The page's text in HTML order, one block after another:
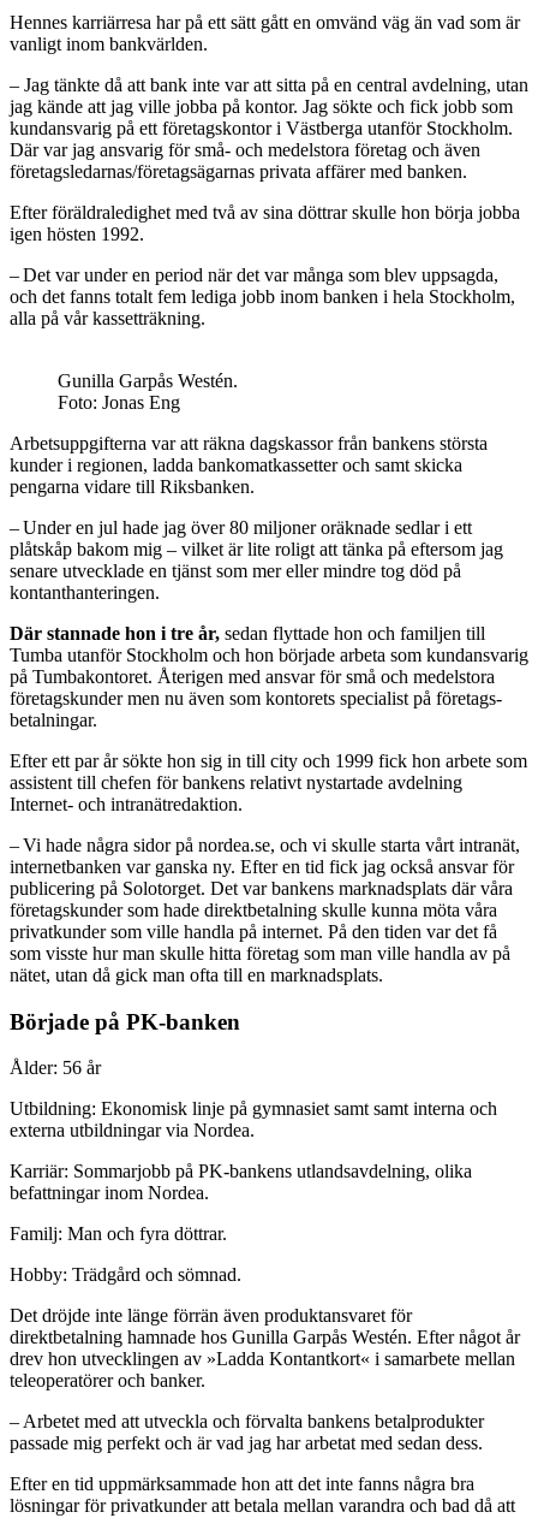
Hennes karriärresa har på ett sätt gått en omvänd väg än vad som är
vanligt inom bankvärlden.
– Jag tänkte då att bank inte var att sitta på en central avdelning, utan
jag kände att jag ville jobba på kontor. Jag sökte och fick jobb som
kundansvarig på ett företagskontor i Västberga utanför Stockholm.
Där var jag ansvarig för små- och medelstora företag och även
företagsledarnas/företags­ägarnas privata affärer med banken.
Efter föräldraledighet med två av sina döttrar skulle hon börja jobba
igen hösten 1992.
– Det var under en period när det var många som blev uppsagda,
och det fanns totalt fem lediga jobb inom banken i hela Stockholm,
alla på vår kassetträkning.
Gunilla Garpås Westén.
Foto: Jonas Eng
Arbetsuppgifterna var att räkna dagskassor från bankens största
kunder i regionen, ladda ­bankomatkassetter och samt skicka
pengarna vidare till Riksbanken.
– Under en jul hade jag över 80 miljoner oräknade sedlar i ett
plåtskåp bakom mig – vilket är lite roligt att tänka på eftersom jag
senare utvecklade en tjänst som mer eller mindre tog död på
kontanthanteringen.
Där stannade hon i tre år, sedan flyttade hon och familjen till
Tumba utanför Stockholm och hon började arbeta som kundansvarig
på Tumbakontoret. Återigen med ansvar för små och medelstora
företagskunder men nu även som kontorets specialist på företags­
betalningar.
Efter ett par år sökte hon sig in till city och 1999 fick hon arbete som
assistent till chefen för bankens relativt nystartade avdelning
Internet- och intranätredaktion.
– Vi hade några sidor på nordea.se­, och vi skulle starta vårt intranät,
internetbanken var ganska ny. Efter en tid fick jag också ansvar för
publicering på Solo­torget. Det var bankens marknadsplats där våra
företagskunder som hade direktbetalning skulle kunna möta våra
privatkunder som ville handla på internet. På den tiden var det få
som visste hur man skulle hitta företag som man ville handla av på
nätet, utan då gick man ofta till en marknadsplats.
Började på PK-banken
Ålder: 56 år
Utbildning: Ekonomisk linje på gymnasiet samt samt interna och
externa utbildningar via Nordea.
Karriär: Sommarjobb på PK-bankens utlandsavdelning, olika
befattningar inom Nordea.
Familj: Man och fyra döttrar.
Hobby: Trädgård och sömnad.
Det dröjde inte länge förrän även produktansvaret för
direktbetalning hamnade hos Gunilla Garpås Westén. Efter något år
drev hon utvecklingen av »Ladda Kontantkort« i samarbete mellan
teleoperatörer och banker.
– Arbetet med att utveckla och förvalta bankens betalprodukter
passade mig perfekt och är vad jag har arbetat med sedan dess.
Efter en tid uppmärksammade hon att det inte fanns några bra
lösningar för privatkunder att betala mellan varandra och bad då att